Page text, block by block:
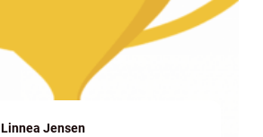
Linnea Jensen